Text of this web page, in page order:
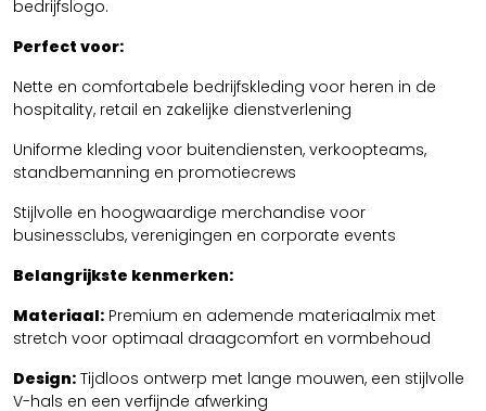
bedrijfslogo.
Perfect voor:
Nette en comfortabele bedrijfskleding voor heren in de
hospitality, retail en zakelijke dienstverlening
Uniforme kleding voor buitendiensten, verkoopteams,
standbemanning en promotiecrews
Stijlvolle en hoogwaardige merchandise voor
businessclubs, verenigingen en corporate events
Belangrijkste kenmerken:
Materiaal: Premium en ademende materiaalmix met
stretch voor optimaal draagcomfort en vormbehoud
Design: Tijdloos ontwerp met lange mouwen, een stijlvolle
V-hals en een verfijnde afwerking